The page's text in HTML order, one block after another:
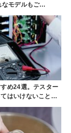
なモデルもご…
め24選。テスター
はいけないこと…